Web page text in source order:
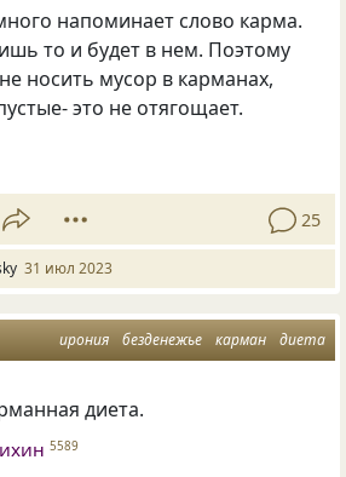
напоминает слово карма.
то и будет в нем. Поэтому
носить мусор в карманах,
это не отягощает.
25
31 июл 2023
ирония безденежье карман диета
диета.
5589